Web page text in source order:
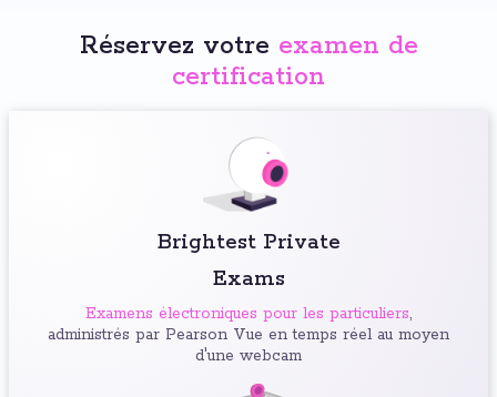
Réservez votre examen de
certification
Brightest Private
Exams
Examens électroniques pour les particuliers,
administrés par Pearson Vue en temps réel au moyen
d'une webcam